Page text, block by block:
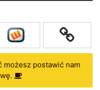
możesz postawić nam